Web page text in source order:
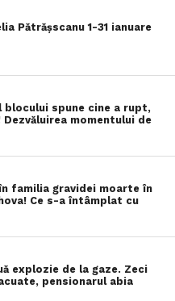
Pătrășscanu 1-31 ianuare
spune cine a rupt,
momentului de
familia gravidei moarte în
Ce s-a întâmplat cu
explozie de la gaze. Zeci
pensionarul abia